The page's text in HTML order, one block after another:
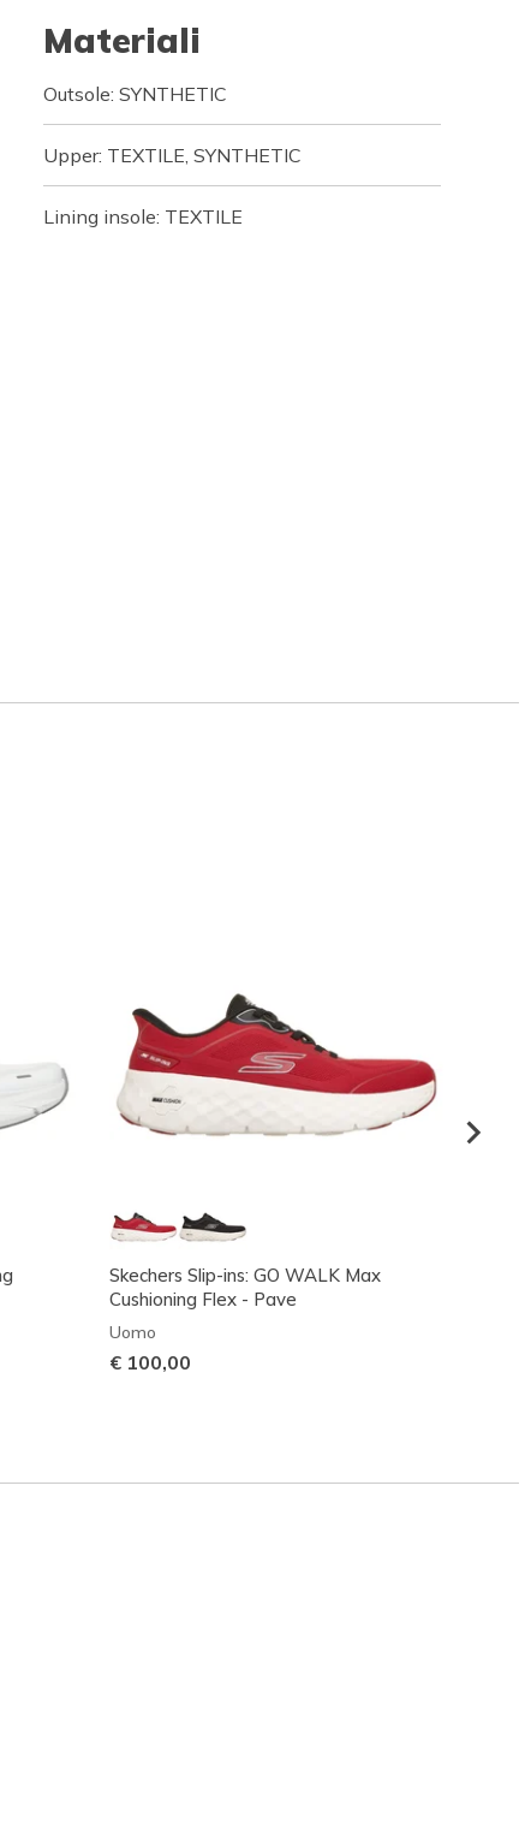
Materiali
Outsole: SYNTHETIC
Upper: TEXTILE, SYNTHETIC
Lining insole: TEXTILE
Skechers Slip-ins: GO WALK Max
Cushioning Flex - Pave
Uomo
€ 100,00